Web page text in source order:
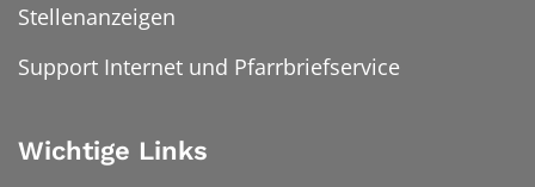
Stellenanzeigen
Support Internet und Pfarrbriefservice
Wichtige Links